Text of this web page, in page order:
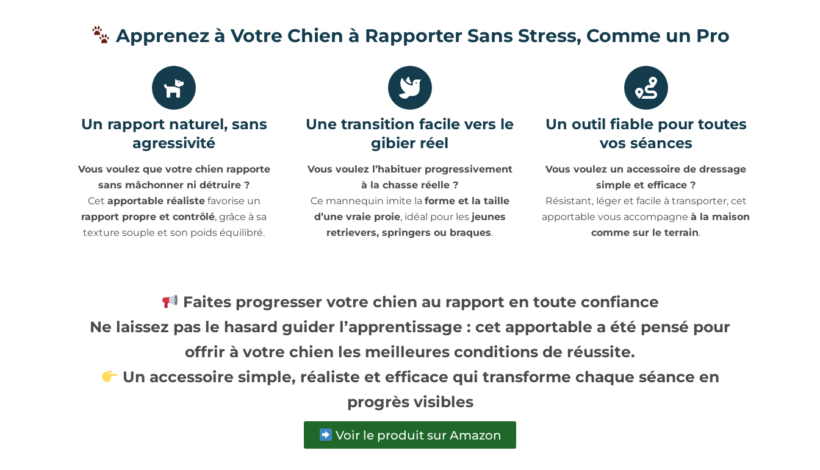
Apprenez à Votre Chien à Rapporter Sans Stress, Comme un Pro
Un rapport naturel, sans
agressivité
Vous voulez que votre chien rapporte
sans mâchonner ni détruire ?
Cet apportable réalistefavorise un
rapport propre et contrôlé, grâce à sa
texture souple et son poids équilibré.
Une transition facile vers le
gibier réel
Vous voulez l’habituer progressivement
à la chasse réelle ?
Ce mannequin imite la forme et la taille
d’une vraie proie, idéal pour les jeunes
retrievers, springers ou braques.
Un outil fiable pour toutes
vos séances
Vous voulez un accessoire de dressage
simple et efficace ?
Résistant, léger et facile à transporter, cet
apportable vous accompagneà la maison
comme sur le terrain.
Faites progresser votre chien au rapport en toute confiance
Ne laissez pas le hasard guider l’apprentissage : cet apportable a été pensé pour
offrir à votre chien les meilleures conditions de réussite.
Un accessoire simple, réaliste et efficace qui transforme chaque séance en
progrès visibles
Voir le produit sur Amazon